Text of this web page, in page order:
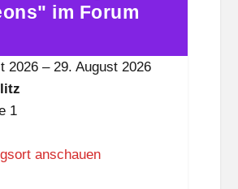
im Forum
2026 –29. August 2026
1
anschauen